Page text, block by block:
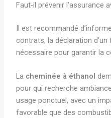
Faut-il prévenir l’assurance
Il est recommandé
contrats, la déclaration
nécessaire pour garantir la
La cheminée à éthanol
pour qui recherche
usage ponctuel, avec un
favorable que des